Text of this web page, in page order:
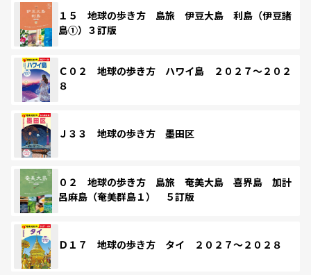
１５ 地球の歩き方 島旅 伊豆大島 利島（伊豆諸
島①）３訂版
Ｃ０２ 地球の歩き方 ハワイ島 ２０２７～２０２
８
Ｊ３３ 地球の歩き方 墨田区
０２ 地球の歩き方 島旅 奄美大島 喜界島 加計
呂麻島（奄美群島１） ５訂版
Ｄ１７ 地球の歩き方 タイ ２０２７～２０２８